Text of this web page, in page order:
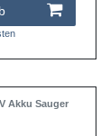
Akku Sauger